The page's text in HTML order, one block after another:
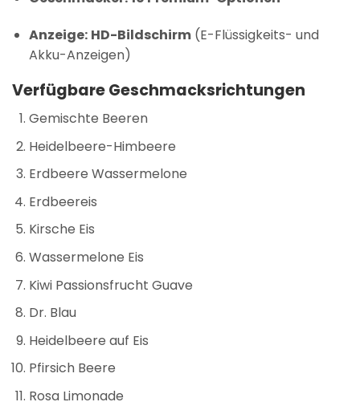
Anzeige: HD-Bildschirm(E-Flüssigkeits- und
Akku-Anzeigen)
Verfügbare Geschmacksrichtungen
Gemischte Beeren
Heidelbeere-Himbeere
Erdbeere Wassermelone
Erdbeereis
Kirsche Eis
Wassermelone Eis
Kiwi Passionsfrucht Guave
Dr. Blau
Heidelbeere auf Eis
Pfirsich Beere
Rosa Limonade